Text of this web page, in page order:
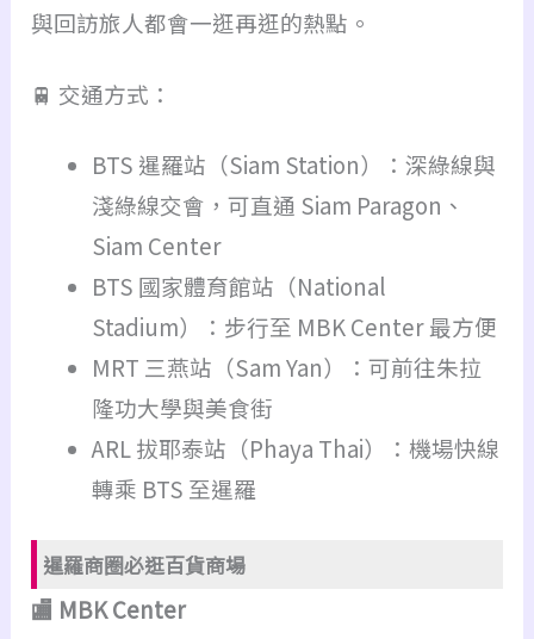
與回訪旅人都會一逛再逛的熱點。
🚆 交通方式：
BTS 暹羅站（Siam Station）：深綠線與
淺綠線交會，可直通 Siam Paragon、
Siam Center
BTS 國家體育館站（National
Stadium）：步行至 MBK Center 最方便
MRT 三燕站（Sam Yan）：可前往朱拉
隆功大學與美食街
ARL 拔耶泰站（Phaya Thai）：機場快線
轉乘 BTS 至暹羅
暹羅商圈必逛百貨商場
🏬 MBK Center